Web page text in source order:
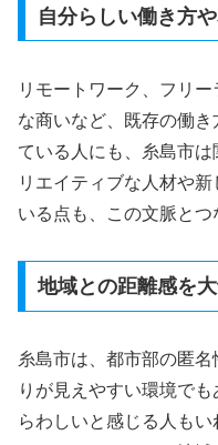
自分らしい働き方
リモートワーク、フリ
な商いなど、既存の働
ている人にも、糸島市
リエイティブな人材や
いる点も、この文脈とつ
地域との距離感を
糸島市は、都市部の匿
りが見えやすい環境で
らわしいと感じる人も